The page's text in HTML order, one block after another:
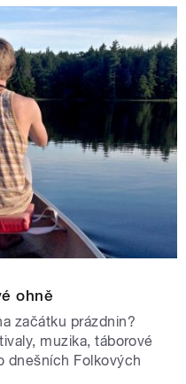
ohně
začátku prázdnin?
muzika, táborové
dnešních Folkových